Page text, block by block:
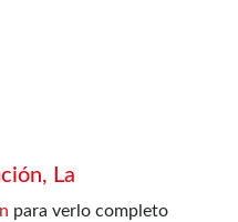
La
para verlo completo